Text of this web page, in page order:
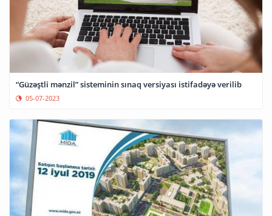
“Güzəştli mənzil” sisteminin sınaq versiyası istifadəyə verilib
05-07-2023